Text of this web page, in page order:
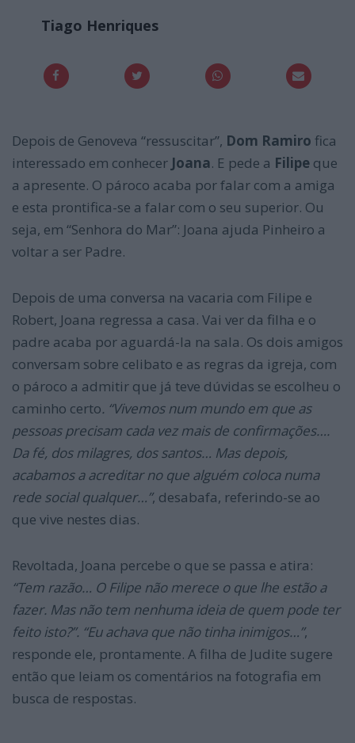
Tiago Henriques
Depois de Genoveva “ressuscitar”, Dom Ramiro fica
interessado em conhecer Joana. E pede a Filipe que
a apresente. O pároco acaba por falar com a amiga
e esta prontifica-se a falar com o seu superior. Ou
seja, em “Senhora do Mar”: Joana ajuda Pinheiro a
voltar a ser Padre.
Depois de uma conversa na vacaria com Filipe e
Robert, Joana regressa a casa. Vai ver da filha e o
padre acaba por aguardá-la na sala. Os dois amigos
conversam sobre celibato e as regras da igreja, com
o pároco a admitir que já teve dúvidas se escolheu o
caminho certo. “Vivemos num mundo em que as
pessoas precisam cada vez mais de confirmações….
Da fé, dos milagres, dos santos… Mas depois,
acabamos a acreditar no que alguém coloca numa
rede social qualquer…”, desabafa, referindo-se ao
que vive nestes dias.
Revoltada, Joana percebe o que se passa e atira:
“Tem razão… O Filipe não merece o que lhe estão a
fazer. Mas não tem nenhuma ideia de quem pode ter
feito isto?”. “Eu achava que não tinha inimigos…”,
responde ele, prontamente. A filha de Judite sugere
então que leiam os comentários na fotografia em
busca de respostas.